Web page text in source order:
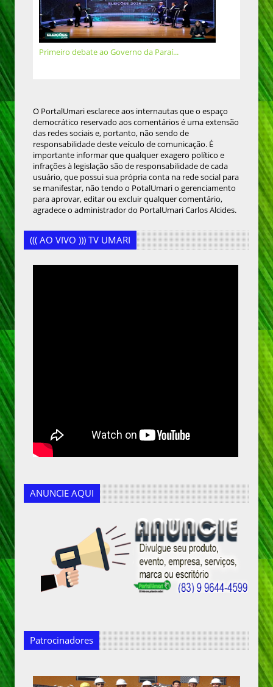
Primeiro debate ao Governo da Paraí...
O PortalUmari esclarece aos internautas que o espaço
democrático reservado aos comentários é uma extensão
das redes sociais e, portanto, não sendo de
responsabilidade deste veículo de comunicação. É
importante informar que qualquer exagero político e
infrações à legislação são de responsabilidade de cada
usuário, que possui sua própria conta na rede social para
se manifestar, não tendo o PotalUmari o gerenciamento
para aprovar, editar ou excluir qualquer comentário,
agradece o administrador do PortalUmari Carlos Alcides.
((( AO VIVO ))) TV UMARI
ANUNCIE AQUI
Patrocinadores